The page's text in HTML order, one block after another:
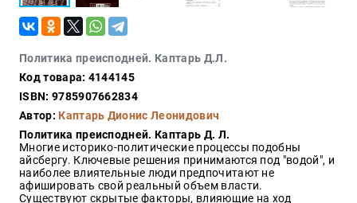
Политика преисподней. Каптарь Д.Л.
Код товара: 4144145
ISBN: 9785907662834
Автор: Каптарь Дионис Леонидович
Политика преисподней. Каптарь Д. Л.
Многие историко-политические процессы подобны
айсбергу. Ключевые решения принимаются под "водой", и
наиболее влиятельные люди предпочитают не
афишировать свой реальный объем власти.
Существуют скрытые факторы, влияющие на ход
Разное
гастрономия,
кулинария
Красота
и
здоровье